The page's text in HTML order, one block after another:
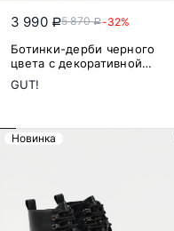
3 990 a5 870a-32%
Ботинки-дерби черного
цвета с декоративной
перфорацией из
натуральной кожи
GUT!
Новинка